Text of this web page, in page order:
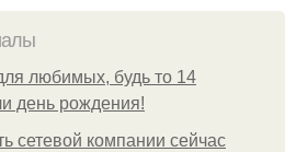
любимых, будь то 14
день рождения!
сетевой компании сейчас